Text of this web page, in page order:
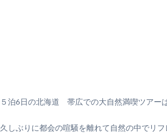
５泊6日の北海道 帯広での大自然満喫ツアー
久しぶりに都会の喧騒を離れて自然の中でリフ